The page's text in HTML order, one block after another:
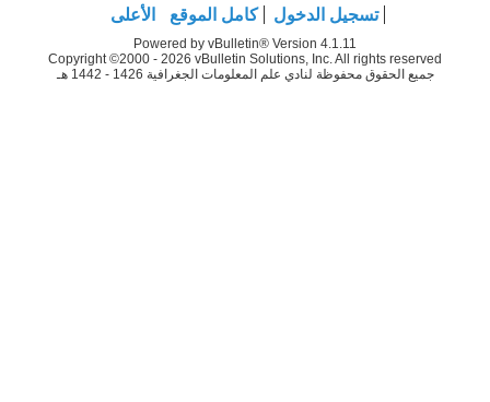
تسجيل الدخول كامل الموقع الأعلى
Powered by vBulletin® Version 4.1.11
Copyright ©2000 - 2026 vBulletin Solutions, Inc. All rights reserved
جميع الحقوق محفوظة لنادي علم المعلومات الجغرافية 1426 - 1442 هـ